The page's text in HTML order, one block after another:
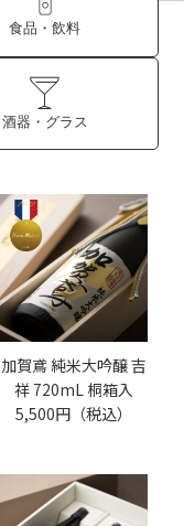
食品・飲料
酒器・グラス
加賀鳶 純米大吟醸 吉
祥 720mL 桐箱入
5,500円（税込）